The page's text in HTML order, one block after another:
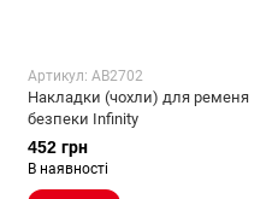
Артикул: AB2702
Накладки (чохли) для ременя
безпеки Infinity
452 грн
В наявності